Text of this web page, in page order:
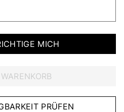
MICH
PRÜFEN